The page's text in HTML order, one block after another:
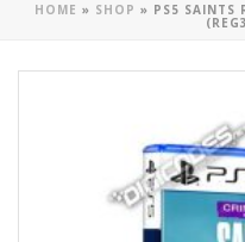
HOME » SHOP » PS5 SAINTS